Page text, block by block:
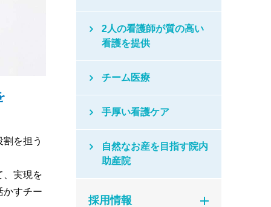
を担う
、実現を
かすチー
2人の看護師が質の高い
看護を提供
チーム医療
手厚い看護ケア
自然なお産を目指す院内
助産院
採用情報